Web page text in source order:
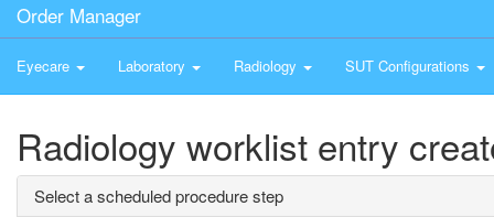
Order Manager
Eyecare Laboratory Radiology SUT Configurations
Radiology worklist entry
Select a scheduled procedure step